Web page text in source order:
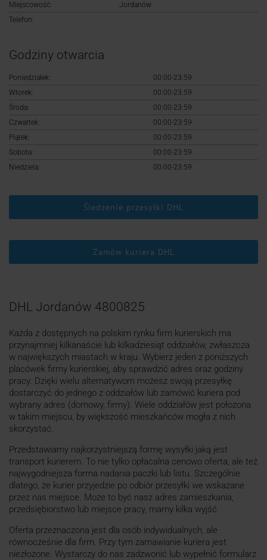
Miejscowość:
Jordanów
Telefon:
Godziny otwarcia
Poniedziałek:
00:00-23:59
Wtorek:
00:00-23:59
Środa:
00:00-23:59
Czwartek:
00:00-23:59
Piątek:
00:00-23:59
Sobota:
00:00-23:59
Niedziela:
00:00-23:59
Śledzenie przesyłki DHL
Zamów kuriera DHL
DHL Jordanów 4800825
Każda z dostępnych na polskim rynku firm kurierskich ma
przynajmniej kilkanaście lub kilkadziesiąt oddziałów, zwłaszcza
w największych miastach w kraju. Wybierz jeden z poniższych
placówek firmy kurierskiej, aby sprawdzić adres oraz godziny
pracy. Dzięki wielu alternatywom możesz swoją przesyłkę
dostarczyć do jednego z oddziałów lub zamówić kuriera pod
wybrany adres (domowy, firmy). Wiele oddziałów jest położona
w takim miejscu, by większość mieszkańców mogła z nich
skorzystać.
Przedstawiamy najkorzystniejszą formę wysyłki jaką jest
transport kurierem. To nie tylko opłacalna cenowo oferta, ale też
najwygodniejsza forma nadania paczki lub listu. Szczególnie
dlatego, że kurier przyjedzie po odbiór przesyłki we wskazane
przez nas miejsce. Może to być nasz adres zamieszkania,
przedsiębiorstwo lub miejsce pracy, mamy kilka wyjść.
Oferta przeznaczona jest dla osób indywidualnych, ale
równocześnie dla firm. Przy tym zamawianie kuriera jest
niezłożone. Wystarczy do nas zadzwonić lub wypełnić formularz